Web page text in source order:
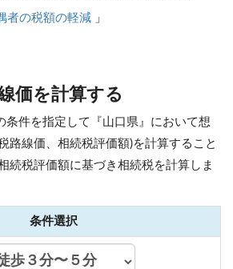
者の税額の軽減 」
価を計算する
条件を指定して『山口県』において想
路線価、相続税評価額)を計算すること
続税評価額に基づき相続税を計算しま
条件選択